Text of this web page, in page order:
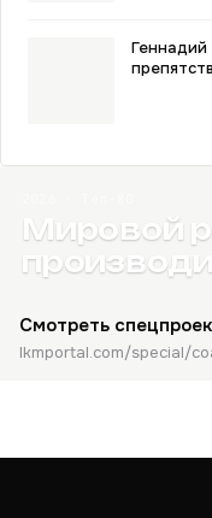
Мировой
Смотреть
lkmportal.com/special/